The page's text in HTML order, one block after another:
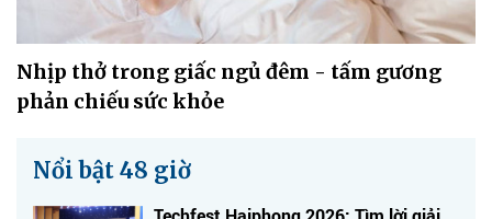
Nhịp thở trong giấc ngủ đêm - tấm gương
phản chiếu sức khỏe
Nổi bật 48 giờ